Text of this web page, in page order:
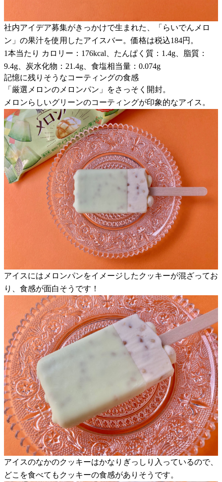
社内アイデア募集がきっかけで生まれた、「らいでんメロ
ン」の果汁を使用したアイスバー。価格は税込184円。
1本当たり カロリー：176kcal、たんぱく質：1.4g、脂質：
9.4g、炭水化物：21.4g、食塩相当量：0.074g
記憶に残りそうなコーティングの食感
「厳選メロンのメロンパン」をさっそく開封。
メロンらしいグリーンのコーティングが印象的なアイス。
アイスにはメロンパンをイメージしたクッキーが混ざってお
り、食感が面白そうです！
アイスのなかのクッキーはかなりぎっしり入っているので、
どこを食べてもクッキーの食感がありそうです。